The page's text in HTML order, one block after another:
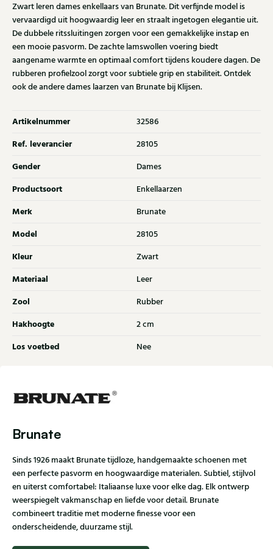
Zwart leren dames enkellaars van Brunate. Dit verfijnde model is
vervaardigd uit hoogwaardig leer en straalt ingetogen elegantie uit.
De dubbele ritssluitingen zorgen voor een gemakkelijke instap en
een mooie pasvorm. De zachte lamswollen voering biedt
aangename warmte en optimaal comfort tijdens koudere dagen. De
rubberen profielzool zorgt voor subtiele grip en stabiliteit. Ontdek
ook de andere dames laarzen van Brunate bij Klijsen.
Artikelnummer 32586
Ref. leverancier 28105
Gender Dames
Productsoort Enkellaarzen
Merk Brunate
Model 28105
Kleur Zwart
Materiaal Leer
Zool Rubber
Hakhoogte 2 cm
Los voetbed Nee
Brunate
Sinds 1926 maakt Brunate tijdloze, handgemaakte schoenen met
een perfecte pasvorm en hoogwaardige materialen. Subtiel, stijlvol
en uiterst comfortabel: Italiaanse luxe voor elke dag. Elk ontwerp
weerspiegelt vakmanschap en liefde voor detail. Brunate
combineert traditie met moderne finesse voor een
onderscheidende, duurzame stijl.